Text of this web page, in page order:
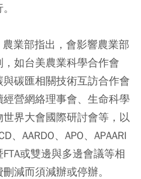
業部指出，會影響農業部
如台美農業科學合作會
碳匯相關技術互訪合作會
營網絡理事會、生命科學
界大會國際研討會等，以
、AARDO、APO、APAARI
或雙邊與多邊會議等相
減而須減辦或停辦。